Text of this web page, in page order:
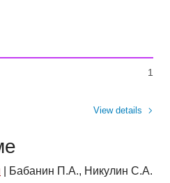
1
View details
Бабанин П.А., Никулин С.А.